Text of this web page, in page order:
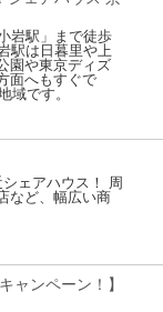
岩駅」まで徒歩
駅は日暮里や上
園や東京ディズ
面へもすぐで
域です。
シェアハウス！ 周
など、幅広い商
ャンペーン！】